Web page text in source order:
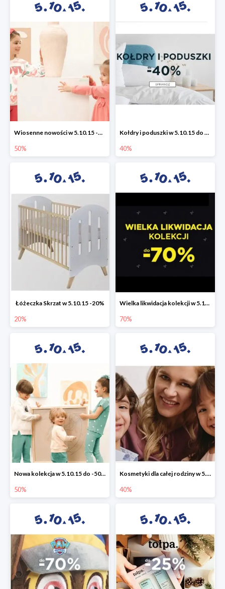
Wiosenne nowości w 5.10.15 -50%
50%
Kołdry i poduszki w 5.10.15 do -40%
40%
Łóżeczka Skrzat w 5.10.15 -20%
20%
Wielka likwidacja kolekcji w 5.10.15 do -70%
70%
Nowa kolekcja w 5.10.15 do -50%
50%
Kosmetyki dla całej rodziny w 5.10.15 do -40%
40%